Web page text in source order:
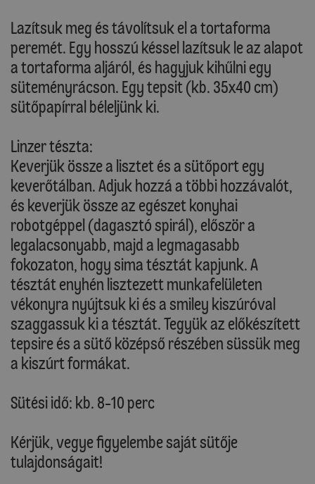
Lazítsuk meg és távolítsuk el a tortaforma
peremét. Egy hosszú késsel lazítsuk le az alapot
a tortaforma aljáról, és hagyjuk kihűlni egy
süteményrácson. Egy tepsit (kb. 35x40 cm)
sütőpapírral béleljünk ki.
Linzer tészta:
Keverjük össze a lisztet és a sütőport egy
keverőtálban. Adjuk hozzá a többi hozzávalót,
és keverjük össze az egészet konyhai
robotgéppel (dagasztó spirál), először a
legalacsonyabb, majd a legmagasabb
fokozaton, hogy sima tésztát kapjunk. A
tésztát enyhén lisztezett munkafelületen
vékonyra nyújtsuk ki és a smiley kiszúróval
szaggassuk ki a tésztát. Tegyük az előkészített
tepsire és a sütő középső részében süssük meg
a kiszúrt formákat.
Sütési idő: kb. 8-10 perc
Kérjük, vegye figyelembe saját sütője
tulajdonságait!